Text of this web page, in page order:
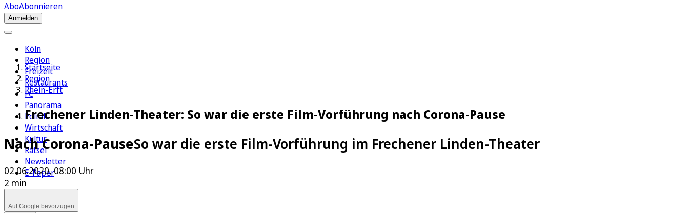
AboAbonnieren
Anmelden
Köln
Region
Freizeit
Restaurants
FC
Panorama
Politik
Wirtschaft
Kultur
Rätsel
Newsletter
E-Paper
Startseite
Region
Rhein-Erft
Frechener Linden-Theater: So war die erste Film-Vorführung nach Corona-Pause
Nach Corona-PauseSo war die erste Film-Vorführung im Frechener Linden-Theater
02.06.2020, 08:00 Uhr
2 min
Auf Google bevorzugen